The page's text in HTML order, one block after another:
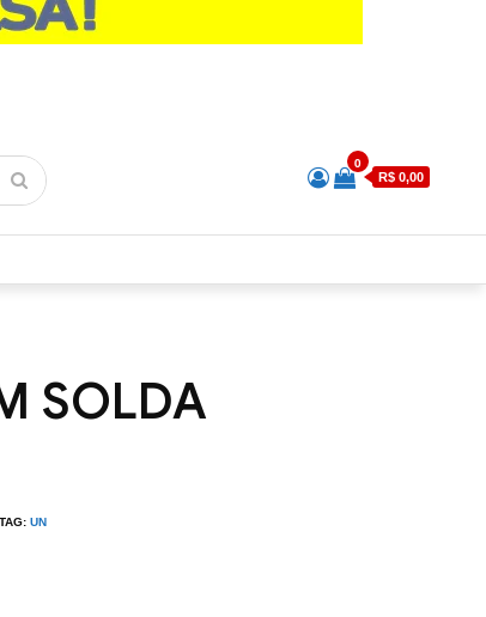
0
R$ 0,00
SOLDA
TAG:UN